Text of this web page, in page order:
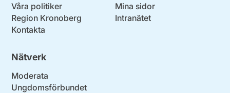
Våra politiker
Region Kronoberg
Kontakta
Mina sidor
Intranätet
Nätverk
Moderata
Ungdomsförbundet